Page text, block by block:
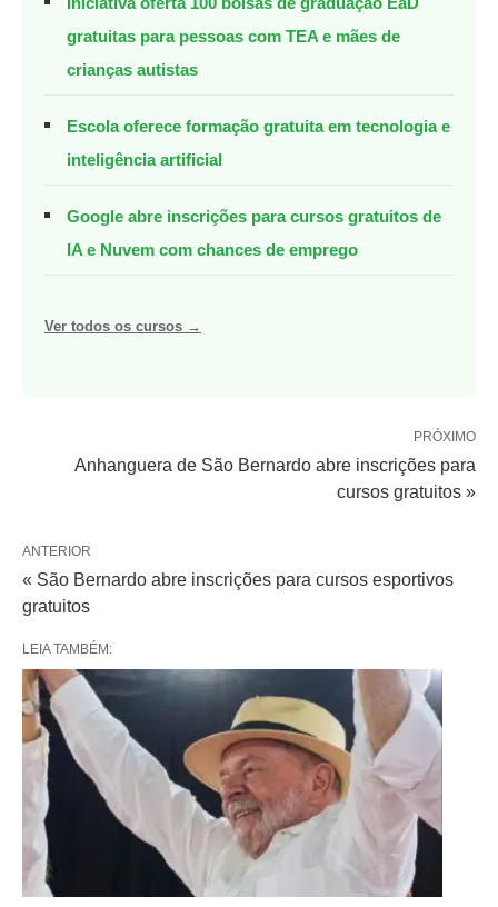
gratuitas para pessoas com TEA e mães de
crianças autistas
Escola oferece formação gratuita em tecnologia e
inteligência artificial
Google abre inscrições para cursos gratuitos de
IA e Nuvem com chances de emprego
Ver todos os cursos →
PRÓXIMO
Anhanguera de São Bernardo abre inscrições para
cursos gratuitos »
ANTERIOR
« São Bernardo abre inscrições para cursos esportivos
gratuitos
LEIA TAMBÉM: